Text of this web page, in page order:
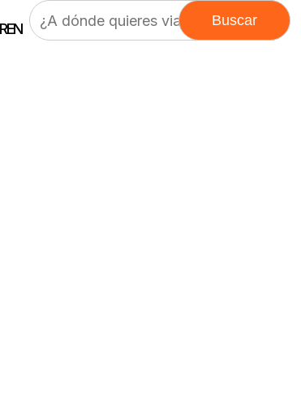
Buscar: